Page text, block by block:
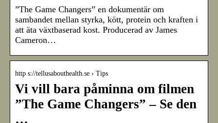
”The Game Changers” en dokumentär om
sambandet mellan styrka, kött, protein och kraften i
att äta växtbaserad kost. Producerad av James
Cameron…
http s://tellusabouthealth.se › Tips
Vi vill bara påminna om filmen
”The Game Changers” – Se den
…